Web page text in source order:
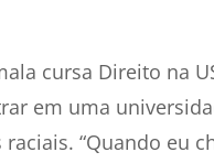
cursa Direito na
em uma
“Quando eu